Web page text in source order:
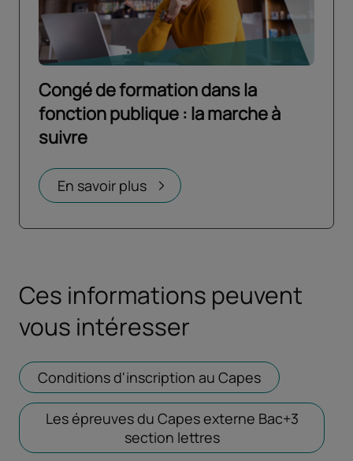
Congé de formation dans la
fonction publique : la marche à
suivre
En savoir plus
Ouvrir dans un nouvel onglet
Ces informations peuvent
vous intéresser
Conditions d'inscription au Capes Ouvrir dans
Les épreuves du Capes externe Bac+3
section lettres